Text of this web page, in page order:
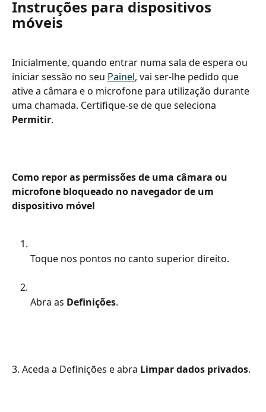
Instruções para dispositivos
móveis
Inicialmente, quando entrar numa sala de espera ou
iniciar sessão no seu Painel, vai ser-lhe pedido que
ative a câmara e o microfone para utilização durante
uma chamada. Certifique-se de que seleciona
Permitir.
Como repor as permissões de uma câmara ou
microfone bloqueado no navegador de um
dispositivo móvel
Toque nos pontos no canto superior direito.
Abra as Definições.
3. Aceda a Definições e abra Limpar dados privados.